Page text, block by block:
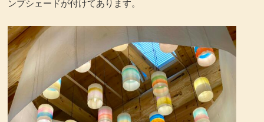
ンプシェードが付けてあります。